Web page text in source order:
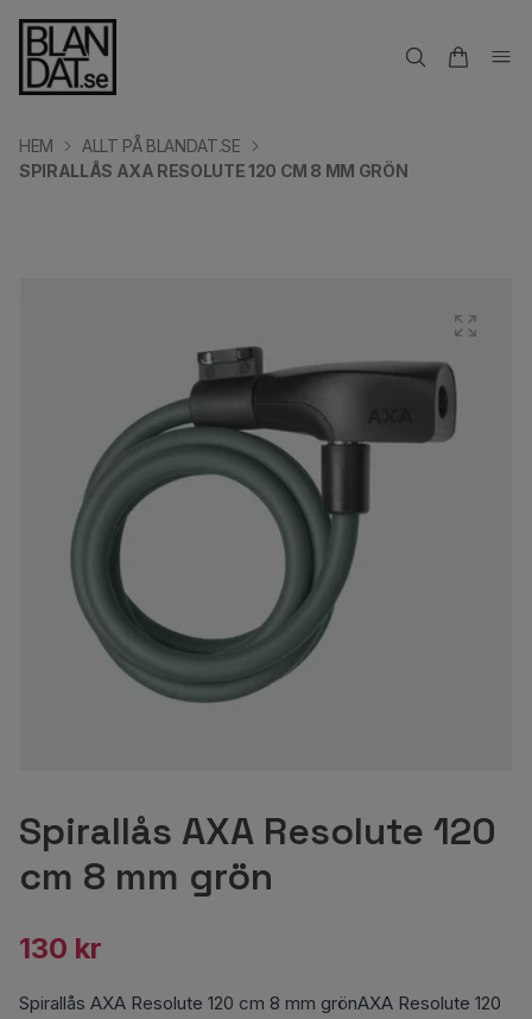
HEM
ALLT PÅ BLANDAT.SE
SPIRALLÅS AXA RESOLUTE 120 CM 8 MM GRÖN
Spirallås AXA Resolute 120
cm 8 mm grön
130 kr
Spirallås AXA Resolute 120 cm 8 mm grönAXA Resolute 120